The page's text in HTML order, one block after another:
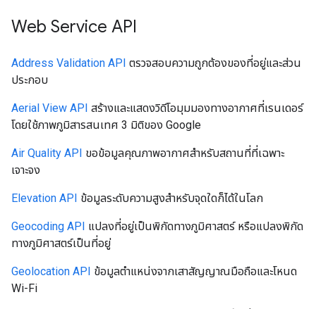
Web Service API
Address Validation API ตรวจสอบความถูกต้องของที่อยู่และส่วน
ประกอบ
Aerial View API สร้างและแสดงวิดีโอมุมมองทางอากาศที่เรนเดอร์
โดยใช้ภาพภูมิสารสนเทศ 3 มิติของ Google
Air Quality API ขอข้อมูลคุณภาพอากาศสำหรับสถานที่ที่เฉพาะ
เจาะจง
Elevation API ข้อมูลระดับความสูงสำหรับจุดใดก็ได้ในโลก
Geocoding API แปลงที่อยู่เป็นพิกัดทางภูมิศาสตร์ หรือแปลงพิกัด
ทางภูมิศาสตร์เป็นที่อยู่
Geolocation API ข้อมูลตำแหน่งจากเสาสัญญาณมือถือและโหนด
Wi-Fi